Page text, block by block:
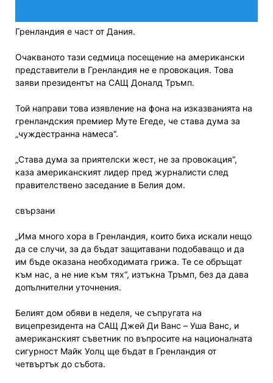
Гренландия е част от Дания.
Очакваното тази седмица посещение на американски
представители в Гренландия не е провокация. Това
заяви президентът на САЩ Доналд Тръмп.
Той направи това изявление на фона на изказванията на
гренландския премиер Муте Егеде, че става дума за
„чуждестранна намеса“.
„Става дума за приятелски жест, не за провокация“,
каза американският лидер пред журналисти след
правителствено заседание в Белия дом.
свързани
„Има много хора в Гренландия, които биха искали нещо
да се случи, за да бъдат защитавани подобаващо и да
им бъде оказана необходимата грижа. Те се обръщат
към нас, а не ние към тях“, изтъкна Тръмп, без да дава
допълнителни уточнения.
Белият дом обяви в неделя, че съпругата на
вицепрезидента на САЩ Джей Ди Ванс – Уша Ванс, и
американският съветник по въпросите на националната
сигурност Майк Уолц ще бъдат в Гренландия от
четвъртък до събота.